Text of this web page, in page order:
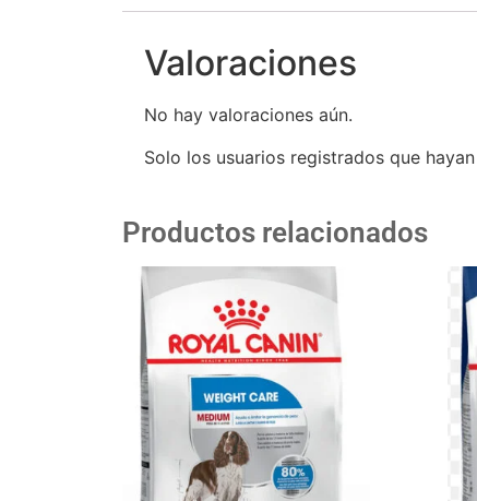
Valoraciones
No hay valoraciones aún.
Solo los usuarios registrados que
Productos relacionados